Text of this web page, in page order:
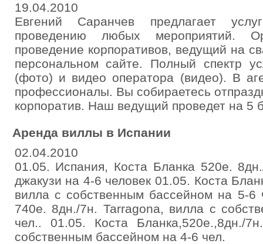
19.04.2010
Евгений Саранчев предлагает
проведению любых мероприятий.
проведение корпоративов, ведущий на
персональном сайте. Полный спектр
(фото) и видео оператора (видео). В
профессионалы. Вы собираетесь
корпоратив. Наш ведущий проведет на 5
Аренда виллы в Испании
02.04.2010
01.05. Испания, Коста Бланка 520е.
джакузи на 4-6 человек 01.05. Коста
вилла с собственным бассейном на 5-6
740е. 8дн./7н. Tarragona, вилла с
чел.. 01.05. Коста Бланка,520е.,8дн./
собственным бассейном на 4-6 чел.